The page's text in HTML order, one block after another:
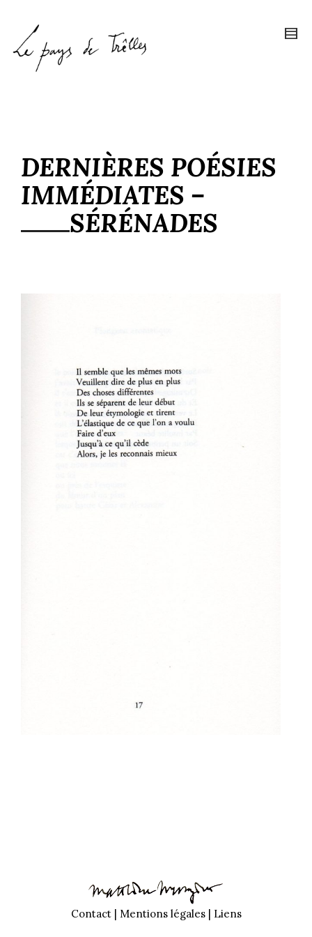
DERNIÈRES POÉSIES
IMMÉDIATES –
SÉRÉNADES
Contact| Mentions légales| Liens